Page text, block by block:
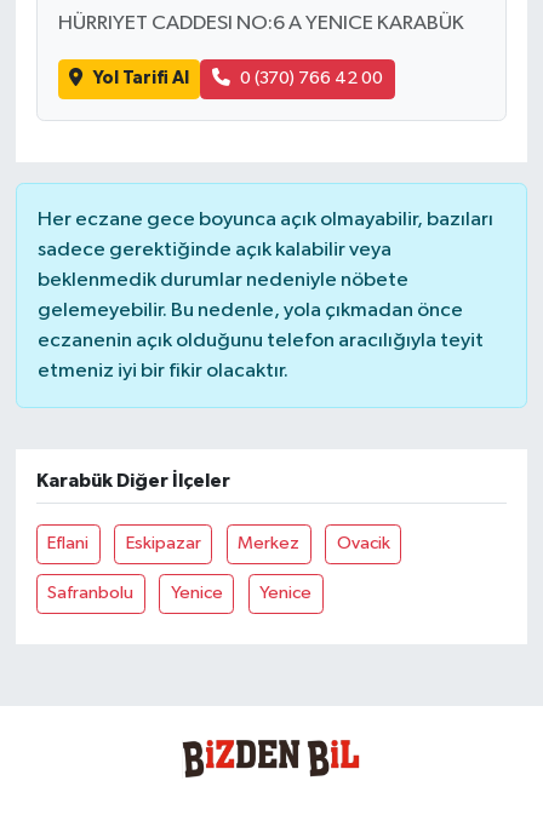
HÜRRIYET CADDESI NO:6 A YENICE KARABÜK
Yol Tarifi Al 0 (370) 766 42 00
Her eczane gece boyunca açık olmayabilir, bazıları
sadece gerektiğinde açık kalabilir veya
beklenmedik durumlar nedeniyle nöbete
gelemeyebilir. Bu nedenle, yola çıkmadan önce
eczanenin açık olduğunu telefon aracılığıyla teyit
etmeniz iyi bir fikir olacaktır.
Karabük Diğer İlçeler
Eflani Eskipazar Merkez Ovacik
Safranbolu Yenice Yenice